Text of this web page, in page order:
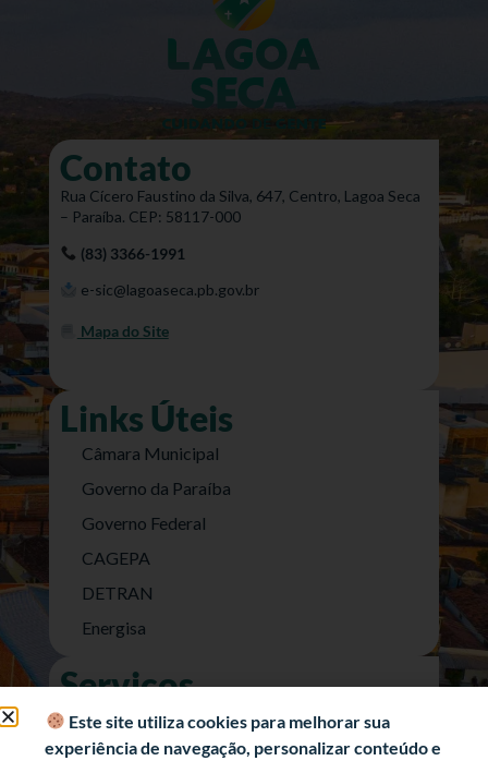
Contato
Rua Cícero Faustino da Silva, 647, Centro, Lagoa Seca
– Paraíba. CEP: 58117-000
(83) 3366-1991
e-sic@lagoaseca.pb.gov.br
Mapa do Site
Links Úteis
Câmara Municipal
Governo da Paraíba
Governo Federal
CAGEPA
DETRAN
Energisa
Serviços
Nota Fiscal Eletrônica
e-SIC (Acesso a Informação)
Este site utiliza cookies para melhorar sua
experiência de navegação, personalizar conteúdo e